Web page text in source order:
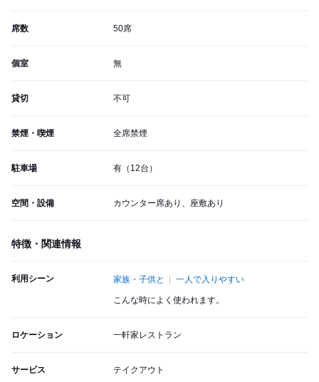
席数 50席
個室 無
貸切 不可
禁煙・喫煙 全席禁煙
駐車場 有（12台）
空間・設備 カウンター席あり、座敷あり
特徴・関連情報
利用シーン 家族・子供と 一人で入りやすい
こんな時によく使われます。
ロケーション 一軒家レストラン
サービス テイクアウト